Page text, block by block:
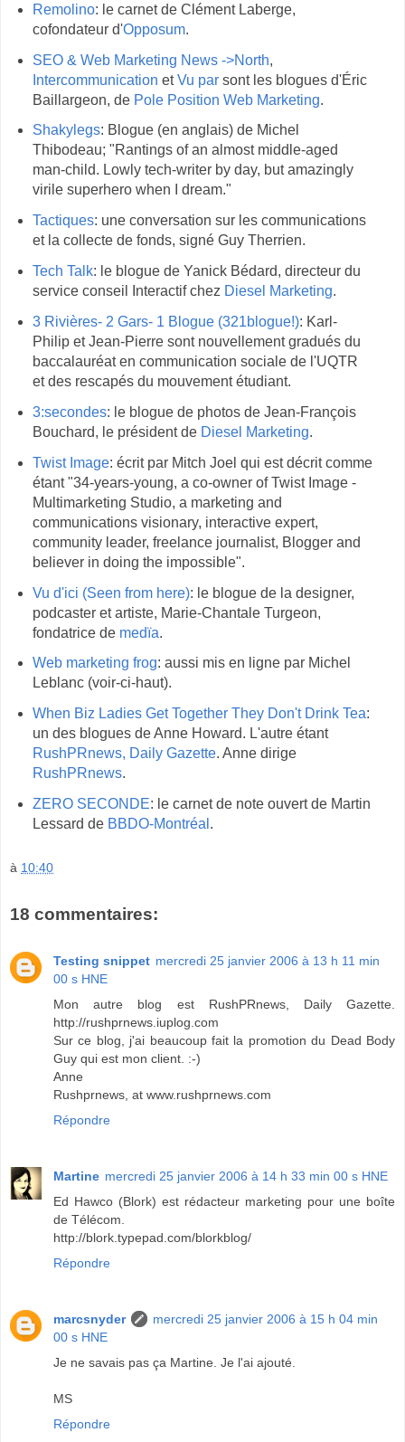
Remolino: le carnet de Clément Laberge,
cofondateur d'Opposum.
SEO & Web Marketing News ->North,
Intercommunication etVu parsont les blogues d'Éric
Baillargeon, de Pole Position Web Marketing.
Shakylegs: Blogue (en anglais) de Michel
Thibodeau; "Rantings of an almost middle-aged
man-child. Lowly tech-writer by day, but amazingly
virile superhero when I dream."
Tactiques: une conversation sur les communications
et la collecte de fonds, signé Guy Therrien.
Tech Talk: le blogue de Yanick Bédard, directeur du
service conseil Interactif chez Diesel Marketing.
3 Rivières- 2 Gars- 1 Blogue (321blogue!): Karl-
Philip et Jean-Pierre sont nouvellement gradués du
baccalauréat en communication sociale de l'UQTR
et des rescapés du mouvement étudiant.
3:secondes: le blogue de photos de Jean-François
Bouchard, le président de Diesel Marketing.
Twist Image: écrit par Mitch Joel qui est décrit comme
étant "34-years-young, a co-owner of Twist Image -
Multimarketing Studio, a marketing and
communications visionary, interactive expert,
community leader, freelance journalist, Blogger and
believer in doing the impossible".
Vu d'ici (Seen from here): le blogue de la designer,
podcaster et artiste, Marie-Chantale Turgeon,
fondatrice de medïa.
Web marketing frog: aussi mis en ligne par Michel
Leblanc (voir-ci-haut).
When Biz Ladies Get Together They Don't Drink Tea:
un des blogues de Anne Howard. L'autre étant
RushPRnews, Daily Gazette. Anne dirige
RushPRnews.
ZERO SECONDE: le carnet de note ouvert de Martin
Lessard de BBDO-Montréal .
à 10:40
18 commentaires:
Testing snippet mercredi 25 janvier 2006 à 13 h 11 min
00 s HNE
Mon autre blog est RushPRnews, Daily Gazette.
http://rushprnews.iuplog.com
Sur ce blog, j'ai beaucoup fait la promotion du Dead Body
Guy qui est mon client. :-)
Anne
Rushprnews, at www.rushprnews.com
Répondre
Martine mercredi 25 janvier 2006 à 14 h 33 min 00 s HNE
Ed Hawco (Blork) est rédacteur marketing pour une boîte
de Télécom.
http://blork.typepad.com/blorkblog/
Répondre
marcsnyder
mercredi 25 janvier 2006 à 15 h 04 min
00 s HNE
Je ne savais pas ça Martine. Je l'ai ajouté.
MS
Répondre